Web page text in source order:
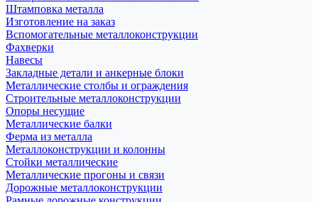
Штамповка металла
Изготовление на заказ
Вспомогательные металлоконструкции
Фахверки
Навесы
Закладные детали и анкерные блоки
Металлические столбы и ограждения
Строительные металлоконструкции
Опоры несущие
Металлические балки
Ферма из металла
Металлоконструкции и колонны
Стойки металлические
Металлические прогоны и связи
Дорожные металлоконструкции